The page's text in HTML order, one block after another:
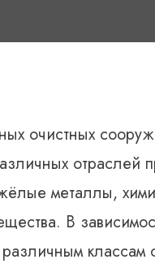
очистных
отраслей
металлы,
В
различным